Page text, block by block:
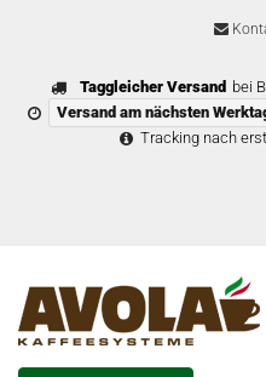
Taggleicher Versand bei
Versand am nächsten
Tracking nach